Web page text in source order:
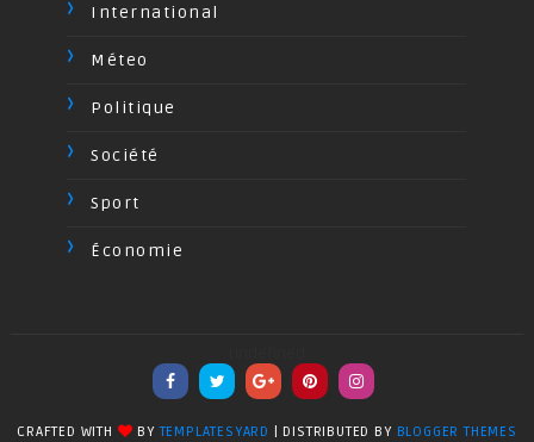
International
Méteo
Politique
Société
Sport
Économie
CRAFTED WITH BYTEMPLATESYARD | DISTRIBUTED BY BLOGGER THEMES